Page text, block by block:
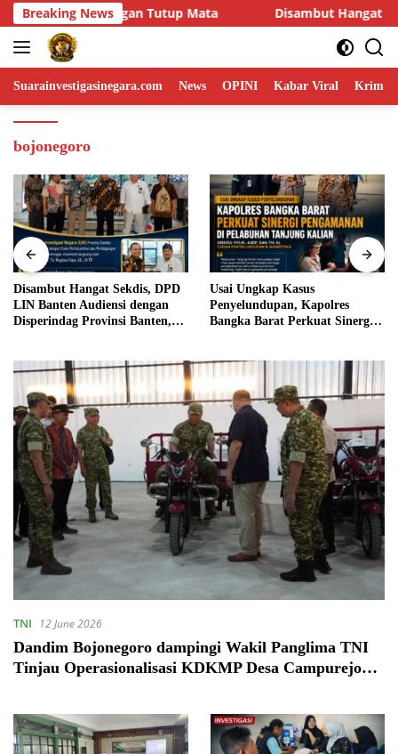
Skip
to
content
Breaking News
Disambut Hangat Sekdis, DPD LIN Banten Audiensi
Suarainvestigasinegara.com News OPINI Kabar Viral
bojonegoro
Disambut Hangat Sekdis, DPD
LIN Banten Audiensi dengan
Disperindag Provinsi Banten,
Usai Ungkap Kasus
Penyelundupan, Kapolres
Bangka Barat Perkuat Sinergi
TNI 12 June 2026
Dandim Bojonegoro dampingi Wakil Panglima TNI
Tinjau Operasionalisasi KDKMP Desa Campurejo